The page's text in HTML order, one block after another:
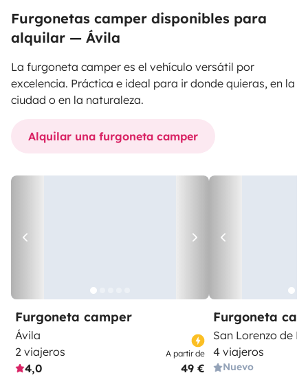
Furgonetas camper disponibles para
alquilar — Ávila
La furgoneta camper es el vehículo versátil por
excelencia. Práctica e ideal para ir donde quieras, en la
ciudad o en la naturaleza.
Alquilar una furgoneta camper
Furgoneta camper
Ávila
2 viajeros
4,0
A partir de
49 €
Furgoneta
San Lorenzo de
4 viajeros
Nuevo